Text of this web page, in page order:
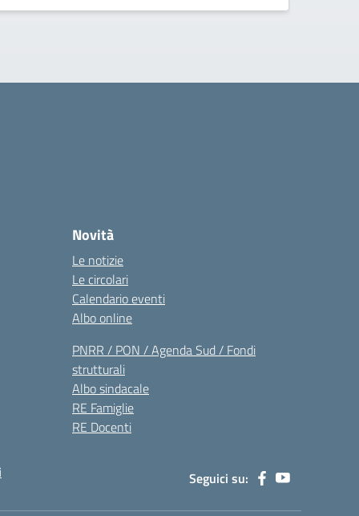
Novità
Le notizie
Le circolari
Calendario eventi
Albo online
PNRR / PON / Agenda Sud / Fondi
strutturali
Albo sindacale
RE Famiglie
RE Docenti
Seguici su: